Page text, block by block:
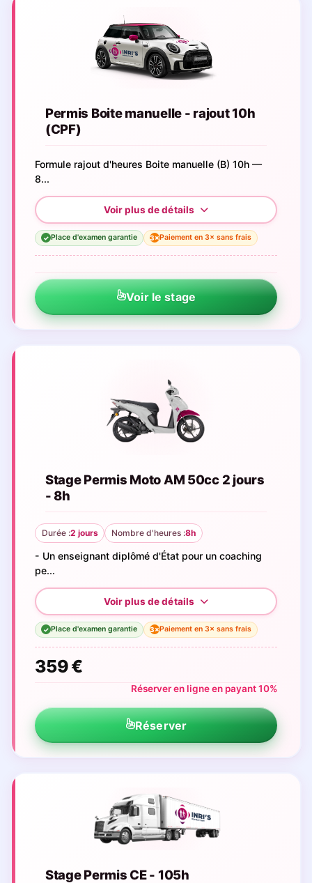
Permis Boite manuelle - rajout 10h
(CPF)
Formule rajout d'heures Boite manuelle (B) 10h —
8...
✓ Place d'examen garantie 3×Paiement en 3× sans frais
Voir le stage
Stage Permis Moto AM 50cc 2 jours
- 8h
Durée :2 jours Nombre d'heures :8h
- Un enseignant diplômé d'État pour un coaching
pe...
✓ Place d'examen garantie 3×Paiement en 3× sans frais
359 €
Réserver en ligne en payant 10%
Réserver
Stage Permis CE - 105h